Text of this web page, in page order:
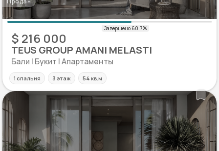
$ 216 000
TEUS GROUP AMANI MELASTI
Бали | Букит | Апартаменты
1 спальня 3 этаж 54 кв.м